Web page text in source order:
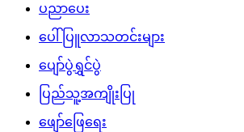
ပညာပေး
ပေါ်ပြူလာသတင်းများ
ပျော်ပွဲရွှင်ပွဲ
ပြည်သူ့အကျိုးပြု
ဖျော်ဖြေရေး